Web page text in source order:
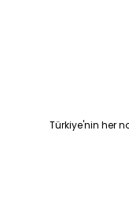
Türkiye'nin her